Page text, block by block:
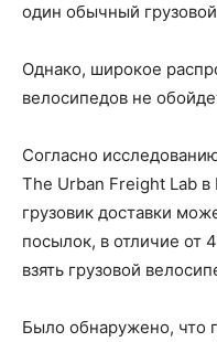
один обычный
Однако, широкое
велосипедов не
Согласно
The Urban Freight Lab
грузовик доставки
посылок, в отличие от
взять грузовой
Было обнаружено, что